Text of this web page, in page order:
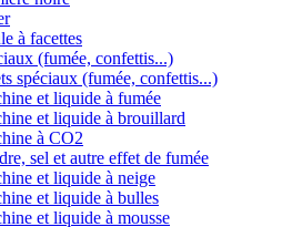
à facettes
(fumée, confettis...)
spéciaux (fumée, confettis...)
et liquide à fumée
et liquide à brouillard
à CO2
sel et autre effet de fumée
et liquide à neige
et liquide à bulles
et liquide à mousse